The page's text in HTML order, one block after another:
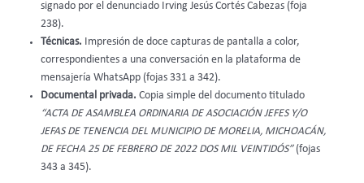
signado por el denunciado Irving Jesús Cortés Cabezas (foja
238).
Técnicas.
Impresión de doce capturas de pantalla a color,
correspondientes a una conversación en la plataforma de
mensajería WhatsApp (fojas 331 a 342).
Documental privada. Copia simple del documento titulado
“ACTA DE ASAMBLEA ORDINARIA DE ASOCIACIÓN JEFES Y/O
JEFAS DE TENENCIA DEL MUNICIPIO DE MORELIA, MICHOACÁN,
DE FECHA 25 DE FEBRERO DE 2022 DOS MIL VEINTIDÓS”(fojas
343 a 345).